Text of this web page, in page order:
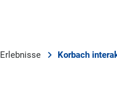
Erlebnisse Korbach